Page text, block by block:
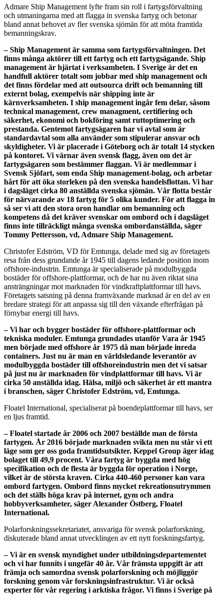
Admare Ship Management lyfte fram sin roll i fartygsförvaltning
och utmaningarna med att flagga in svenska fartyg och betonar
bland annat behovet av fler svenska sjömän för att möta framtida
bemanningskrav.
– Ship Management är samma som fartygsförvaltningen. Det
finns många aktörer till ett fartyg och ett fartygsägande. Ship
management är hjärtat i verksamheten. I Sverige är det en
handfull aktörer totalt som jobbar med ship management och
det finns fördelar med att outsourca drift och bemanning till
externt bolag, exempelvis när shipping inte är
kärnverksamheten. I ship management ingår fem delar, såsom
technical management, crew managment, certifiering och
säkerhet, ekonomi och bokföring samt ruttoptimering och
prestanda. Gentemot fartygsägaren har vi avtal som är
standardavtal som alla använder som stipulerar ansvar och
skyldigheter. Vi är placerade i Göteborg och är totalt 14 stycken
på kontoret. Vi värnar även svensk flagg, även om det är
fartygsägaren som bestämmer flaggan. Vi är medlemmar i
Svensk Sjöfart, som enda Ship management-bolag, och arbetar
hårt för att öka storleken på den svenska handelsflottan. Vi har
i dagsläget cirka 80 anställda svenska sjömän. Vår flotta består
för närvarande av 18 fartyg för 5 olika kunder. För att flagga in
så ser vi att den stora oron handlar om bemanning och
kompetens då det kräver svenskar om ombord och i dagsläget
finns inte tillräckligt många svenska ombordanställda, säger
Tommy Pettersson, vd, Admare Ship Management.
Christofer Edström, VD för Emtunga, delade med sig av företagets
resa från dess grundande år 1945 till dagens ledande position inom
offshore-industrin. Emtunga är specialiserade på modulbyggda
bostäder för offshore-plattformar, och de har nu även riktat sina
ansträngningar mot marknaden för vindkraftplattformar till havs.
Företagets satsning på denna framväxande marknad är en del av en
bredare strategi för att anpassa sig till den växande efterfrågan på
förnybar energi till havs.
– Vi har och bygger bostäder för offshore-plattformar och
tekniska moduler. Emtunga grundades utanför Vara år 1945
men började med offshore år 1975 då man började inreda
containers. Just nu är man en världsledande leverantör av
modulbyggda bostäder till offshoreindustrin men det vi satsar
på just nu är marknaden för vindplattformar till havs. Vi är
cirka 50 anställda idag. Hälsa, miljö och säkerhet är ett mantra
i branschen, säger Christofer Edström, vd, Emtunga.
Floatel International, specialiserat på boendeplattformar till havs, ser
en ljus framtid.
– Floatel startade år 2006 och 2007 beställde man de första
fartygen. År 2016 började marknaden svikta men nu står vi ett
läge som ger oss goda framtidsutsikter. Keppel Group äger idag
bolaget till 49,9 procent. Våra fartyg är byggda med hög
specifikation och de flesta är byggda för operation i Norge,
vilket är de största kraven. Cirka 440-460 personer kan vara
ombord fartygen. Ombord finns mycket rekreationsutrymmen
och det ställs höga krav på internet, gym och andra
hobbyverksamheter, säger Alexander Östberg, Floatel
International.
Polarforskningssekretariatet, ansvariga för svensk polarforskning,
diskuterade bland annat utvecklingen av ett nytt forskningsfartyg.
– Vi är en svensk myndighet under utbildningsdepartementet
och vi har funnits i ungefär 40 år. Vår främsta uppgift är att
främja och samordna svensk polarforskning och möjliggör
forskning genom vår forskningsinfrastruktur. Vi är också
experter för vår regering i arktiska frågor. Vi finns i Sverige på